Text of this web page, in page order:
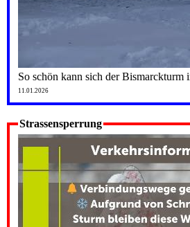
So schön kann sich der
11.01.2026
Strassensperrung